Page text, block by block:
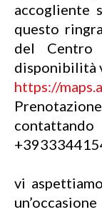
accogliente
questo
del Centro
disponibilità
https://
vi